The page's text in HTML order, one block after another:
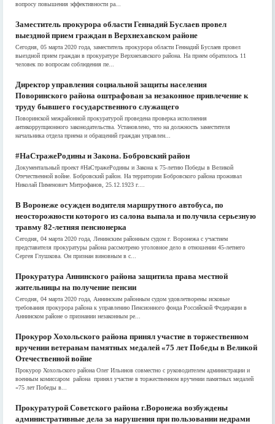
вопросу повышения эффективности ра...
Заместитель прокурора области Геннадий Буслаев провел
выездной прием граждан в Верхнехавском районе
Сегодня, 05 марта 2020 года, заместитель прокурора области Геннадий Буслаев провел
выездной прием граждан в прокуратуре Верхнехавского района. На прием обратилось 11
человек по вопросам соблюдения пе...
Директор управления социальной защиты населения
Поворинского района оштрафован за незаконное привлечение к
труду бывшего государственного служащего
Поворинской межрайонной прокуратурой проведена проверка исполнения
антикоррупционного законодательства. Установлено, что на должность заместителя
начальника отдела приема и обращений граждан управлен...
#НаСтражеРодины и Закона. Бобровский район
Документальный проект #НаСтражеРодины и Закона к 75-летию Победы в Великой
Отечественной войне. Бобровский район. На территории Бобровского района проживал
Николай Пименович Митрофанов, 25.12.1923 г....
В Воронеже осужден водителя маршрутного автобуса, по
неосторожности которого из салона выпала и получила серьезную
травму 82-летняя пенсионерка
Сегодня, 04 марта 2020 года, Ленинским районным судом г. Воронежа с участием
представителя прокуратуры района рассмотрено уголовное дело в отношении 45-летнего
Сергея Глушкова. Он признан виновным в с...
Прокуратура Аннинского района защитила права местной
жительницы на получение пенсии
Сегодня, 04 марта 2020 года, Аннинским районным судом удовлетворены исковые
требования прокурора района к управлению Пенсионного фонда Российской Федерации в
Аннинском районе о признании незаконным ре...
Прокурор Хохольского района принял участие в торжественном
вручении ветеранам памятных медалей «75 лет Победы в Великой
Отечественной войне
Прокурор Хохольского района Олег Ильинов совместно с руководителем администрации и
военным комиссаром района принял участие в торжественном вручении памятных медалей
«75 лет Победы в...
Прокуратурой Советского района г.Воронежа возбуждены
административные дела за нарушения при пользовании недрами